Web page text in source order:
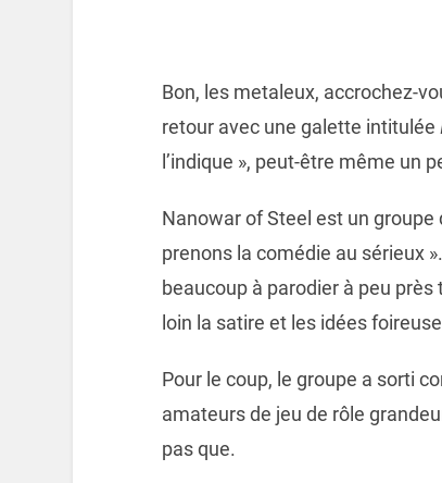
Bon, les metaleux, accrochez-
retour avec une galette intitulée
l’indique », peut-être même un
Nanowar of Steel est un
prenons la comédie au sérieux
beaucoup à parodier à peu
loin la satire et les idées
Pour le coup, le groupe a sorti
amateurs de jeu de rôle
pas que.